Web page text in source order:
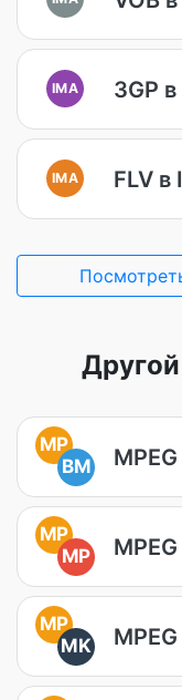
IMA 3GP в
IMA FLV в
MP
BM
MP
MP
MP
MK